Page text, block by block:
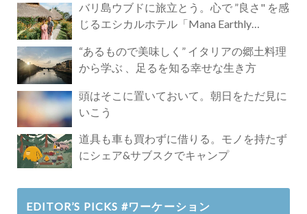
バリ島ウブドに旅立とう。心で ”良さ" を感
じるエシカルホテル「Mana Earthly
“あるもので美味しく” イタリアの郷土料理
から学ぶ 、足るを知る幸せな生き方
頭はそこに置いておいて。朝日をただ見に
いこう
道具も車も買わずに借りる。モノを持たず
にシェア&サブスクでキャンプ
EDITOR’S PICKS #ワーケーション